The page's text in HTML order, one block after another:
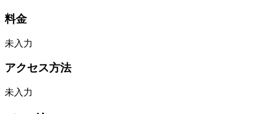
料金
未入力
アクセス方法
未入力